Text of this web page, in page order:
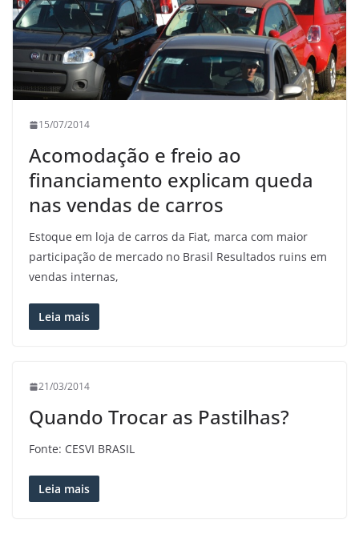
15/07/2014
Acomodação e freio ao
financiamento explicam queda
nas vendas de carros
Estoque em loja de carros da Fiat, marca com maior
participação de mercado no Brasil Resultados ruins em
vendas internas,
Leia mais
21/03/2014
Quando Trocar as Pastilhas?
Fonte: CESVI BRASIL
Leia mais